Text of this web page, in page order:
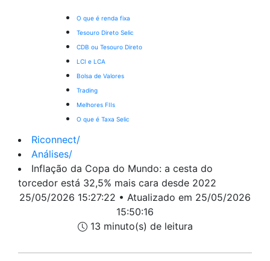
O que é renda fixa
Tesouro Direto Selic
CDB ou Tesouro Direto
LCI e LCA
Bolsa de Valores
Trading
Melhores FIIs
O que é Taxa Selic
Riconnect/
Análises/
Inflação da Copa do Mundo: a cesta do
torcedor está 32,5% mais cara desde 2022
25/05/2026 15:27:22 • Atualizado em 25/05/2026
15:50:16
13 minuto(s) de leitura